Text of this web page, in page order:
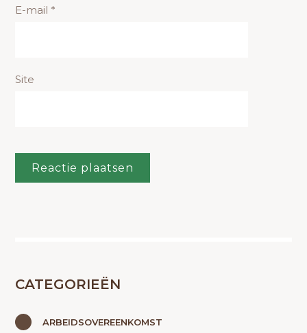
E-mail *
Site
CATEGORIEËN
ARBEIDSOVEREENKOMST